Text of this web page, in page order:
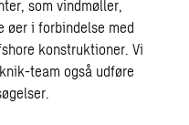
som vindmøller,
i forbindelse med
konstruktioner. Vi
team også udføre